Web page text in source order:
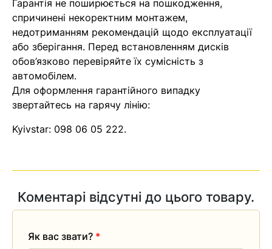
Помилка:Contact form не
знайдена.
Оператор зв’яжеться з вами
найближчим часом
Гарантія не поширюється на пошкодження,
спричинені некоректним монтажем,
недотриманням рекомендацій щодо експлуатації
або зберігання. Перед встановленням дисків
обов’язково перевіряйте їх сумісність з
автомобілем.
Для оформлення гарантійного випадку
звертайтесь на гарячу лінію:
Kyivstar: 098 06 05 222.
Коментарі відсутні до цього товару.
Як вас звати? *